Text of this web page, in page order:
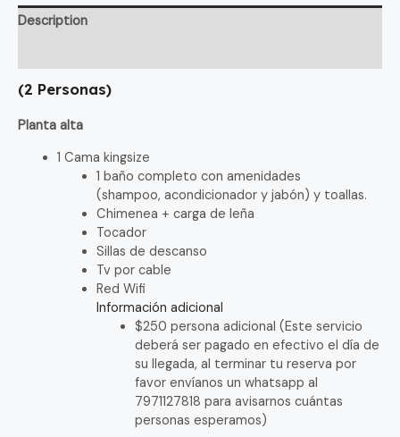
Description
(2 Personas)
Planta alta
1 Cama kingsize
1 baño completo con amenidades
(shampoo, acondicionador y jabón) y toallas.
Chimenea + carga de leña
Tocador
Sillas de descanso
Tv por cable
Red Wifi
Información adicional
$250 persona adicional (Este servicio
deberá ser pagado en efectivo el día de
su llegada, al terminar tu reserva por
favor envíanos un whatsapp al
7971127818 para avisarnos cuántas
personas esperamos)